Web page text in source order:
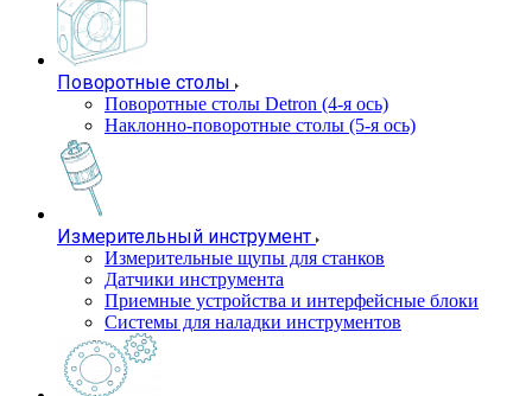
Поворотные столы
Поворотные столы Detron (4-я ось)
Наклонно-поворотные столы (5-я ось)
Измерительный инструмент
Измерительные щупы для станков
Датчики инструмента
Приемные устройства и интерфейсные блоки
Системы для наладки инструментов